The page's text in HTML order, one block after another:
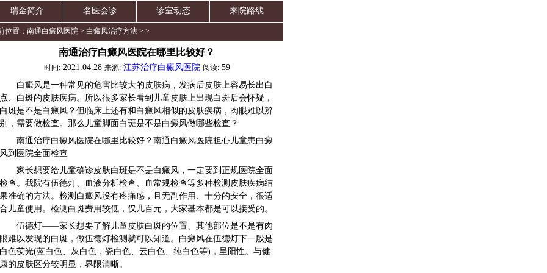
瑞金简介 名医会诊 诊室动态 来院路线
位置： 南通白癜风医院 > 白癜风治疗方法 > >
南通治疗白癜风医院在哪里比较好？
时间:2021.04.28 来源: 江苏治疗白癜风医院 阅读: 59
白癜风是一种常见的危害比较大的皮肤病，发病后皮肤上容易长出白
点、白斑的皮肤疾病。所以很多家长看到儿童皮肤上出现白斑后会怀疑，
白斑是不是白癜风？但临床上还有和白癜风相似的皮肤疾病，肉眼难以辨
别，需要做检查。那么儿童脚面白斑是不是白癜风做哪些检查？
南通治疗白癜风医院在哪里比较好？南通白癜风医院担心儿童患白癜
风到医院全面检查
家长想要给儿童确诊皮肤白斑是不是白癜风，一定要到正规医院全面
检查。我院有伍德灯、血液分析检查、血常规检查等多种检测皮肤疾病结
果准确的方法。检测白癜风没有疼痛感，且无副作用、十分的安全，很适
合儿童使用。检测白斑费用较低，仅几百元，大家基本都是可以接受的。
伍德灯——家长想要了解儿童皮肤白斑的位置、其他部位是不是有肉
眼难以发现的白斑，做伍德灯检测就可以知道。白癜风在伍德灯下一般是
白色荧光(蓝白色、灰白色，瓷白色、云白色、纯白色等)，呈阳性。与健
康的皮肤区分较明显，界限清晰。